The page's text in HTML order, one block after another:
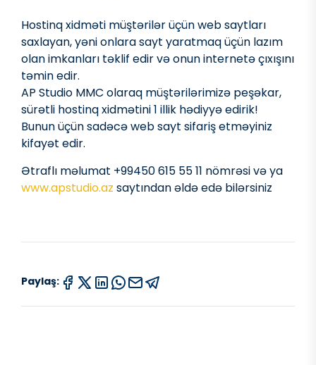
Hostinq xidməti müştərilər üçün web saytları
saxlayan, yəni onlara sayt yaratmaq üçün lazım
olan imkanları təklif edir və onun internetə çıxışını
təmin edir.
AP Studio MMC olaraq müştərilərimizə peşəkar,
sürətli hostinq xidmətini 1 illik hədiyyə edirik!
Bunun üçün sadəcə web sayt sifariş etməyiniz
kifayət edir.
Ətraflı məlumat +99450 615 55 11 nömrəsi və ya
www.apstudio.az saytından əldə edə bilərsiniz
Paylaş: